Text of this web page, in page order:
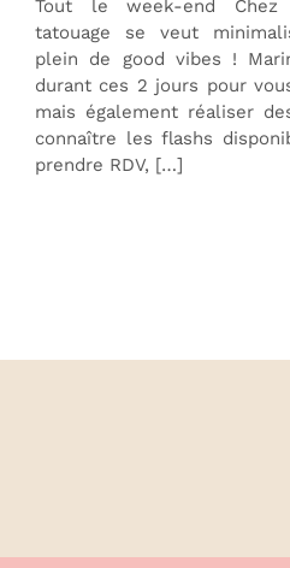
Tout le week-end
tatouage se veut
plein de good vibes !
durant ces 2 jours pour
mais également réaliser
connaître les flashs
prendre RDV, […]